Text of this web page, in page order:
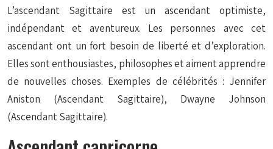
L’ascendant Sagittaire est un ascendant optimiste,
indépendant et aventureux. Les personnes avec cet
ascendant ont un fort besoin de liberté et d’exploration.
Elles sont enthousiastes, philosophes et aiment apprendre
de nouvelles choses. Exemples de célébrités : Jennifer
Aniston (Ascendant Sagittaire), Dwayne Johnson
(Ascendant Sagittaire).